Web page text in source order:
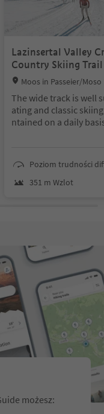
Lazinsertal Valley
Country Skiing Trail
Location:
Moos in Passeier/Moso
The wide track is well
ating and classic
ntained on a daily
s cross-country
y accessible without
nd has easy,
ncoming cross-
route from Plan to the
m mountain pasture
ky due in part to the
nd steep incline. But
in the wide valley
e can enjoy almost
g at 680 m per lap on
he lap around Lazines
llenging, at 1,336 m
Poziom trudności
351 m Wzlot
możesz: